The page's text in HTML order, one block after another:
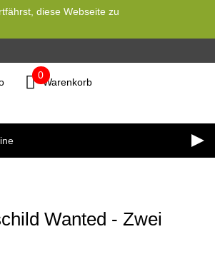
diese Webseite zu
0
Warenkorb
Wanted - Zwei